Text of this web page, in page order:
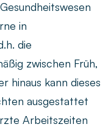
in
die
zwischen Früh,
hinaus kann dieses
ausgestattet
Arbeitszeiten